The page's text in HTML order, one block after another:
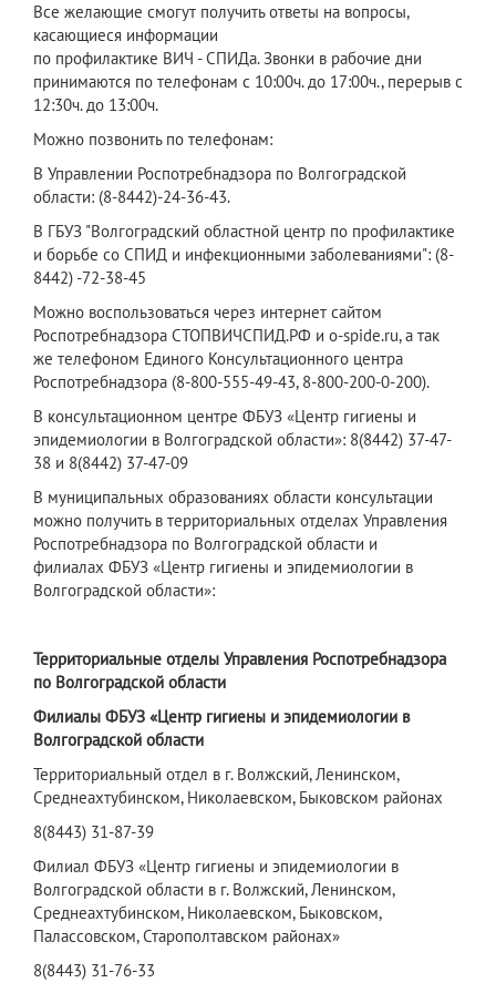
Все желающие смогут получить ответы на вопросы,
касающиеся информации
по профилактике ВИЧ - СПИДа. Звонки в рабочие дни
принимаются по телефонам с 10:00ч. до 17:00ч., перерыв с
12:30ч. до 13:00ч.
Можно позвонить по телефонам:
В Управлении Роспотребнадзора по Волгоградской
области: (8-8442)-24-36-43.
В ГБУЗ "Волгоградский областной центр по профилактике
и борьбе со СПИД и инфекционными заболеваниями": (8-
8442) -72-38-45
Можно воспользоваться через интернет сайтом
Роспотребнадзора СТОПВИЧСПИД.РФ и о-spide.ru, а так
же телефоном Единого Консультационного центра
Роспотребнадзора (8-800-555-49-43, 8-800-200-0-200).
В консультационном центре ФБУЗ «Центр гигиены и
эпидемиологии в Волгоградской области»: 8(8442) 37-47-
38 и 8(8442) 37-47-09
В муниципальных образованиях области консультации
можно получить в территориальных отделах Управления
Роспотребнадзора по Волгоградской области и
филиалах ФБУЗ «Центр гигиены и эпидемиологии в
Волгоградской области»:
Территориальные отделы Управления Роспотребнадзора
по Волгоградской области
Филиалы ФБУЗ «Центр гигиены и эпидемиологии в
Волгоградской области
Территориальный отдел в г. Волжский, Ленинском,
Среднеахтубинском, Николаевском, Быковском районах
8(8443) 31-87-39
Филиал ФБУЗ «Центр гигиены и эпидемиологии в
Волгоградской области в г. Волжский, Ленинском,
Среднеахтубинском, Николаевском, Быковском,
Палассовском, Старополтавском районах»
8(8443) 31-76-33